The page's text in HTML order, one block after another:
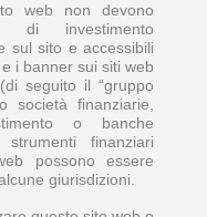
web non devono
di investimento
sul sito e accessibili
i banner sui siti web
seguito il “gruppo
società finanziarie,
o banche
finanziari
possono essere
giurisdizioni.